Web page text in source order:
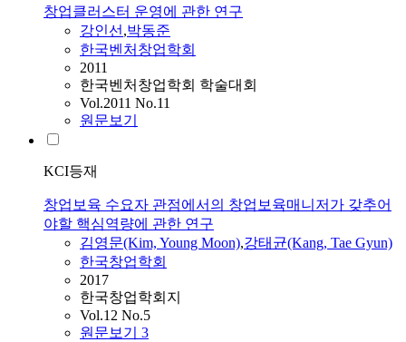
창업클러스터 운영에 관한 연구
강인선,박동준
한국벤처창업학회
2011
한국벤처창업학회 학술대회
Vol.2011 No.11
원문보기
KCI등재
창업보육 수요자 관점에서의 창업보육매니저가 갖추어
야할 핵심역량에 관한 연구
김영문(Kim, Young Moon),강태균(Kang, Tae Gyun)
한국창업학회
2017
한국창업학회지
Vol.12 No.5
원문보기 3